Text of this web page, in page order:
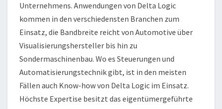
Unternehmens. Anwendungen von Delta Logic
kommen in den verschiedensten Branchen zum
Einsatz, die Bandbreite reicht von Automotive über
Visualisierungshersteller bis hin zu
Sondermaschinenbau. Wo es Steuerungen und
Automatisierungstechnik gibt, ist in den meisten
Fällen auch Know-how von Delta Logic im Einsatz.
Höchste Expertise besitzt das eigentümergeführte